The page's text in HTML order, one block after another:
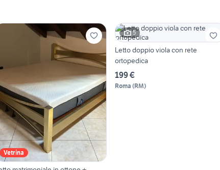
Vetrina
5
Letto doppio viola con rete
ortopedica
199 €
Roma (RM)